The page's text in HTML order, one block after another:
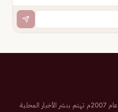
صحيفة إلكترونية سعودية تم تأسيسها عام 2007م تهتم بنشر الأخبار المحلية